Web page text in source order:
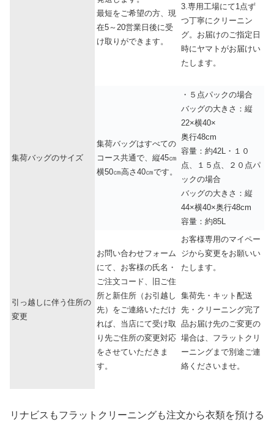
最短をご希望の方、現
在5～20営業日後に受
け取りができます。
3.専用工場にて1点ず
つ丁寧にクリーニン
グ。お届けのご指定日
時にヤマトがお届けい
たします。
集荷バッグのサイズ
集荷バッグはすべての
コース共通で、縦45㎝
横50㎝高さ40㎝です。
・５点パックの場合
バッグの大きさ：縦
22×横40×
奥行48cm
容量：約42L・１０
点、１５点、２０点パ
ックの場合
バッグの大きさ：縦
44×横40×奥行48cm
容量：約85L
引っ越しに伴う住所の
変更
お問い合わせフォーム
にて、お客様の氏名・
ご注文コード、旧ご住
所と新住所（お引越し
先）をご連絡いただけ
れば、当店にて受け取
り先ご住所の変更対応
をさせていただきま
す。
お客様専用のマイペー
ジから変更をお願いい
たします。
集荷先・キット配送
先・クリーニング完了
品お届け先のご変更の
場合は、 フラットクリ
ーニングまで別途ご連
絡くださいませ。
リナビスもフラットクリーニングも注文から衣類を預ける